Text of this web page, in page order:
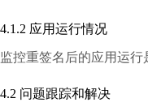
4.1.2 应用运行情况
监控重签名后的应用运行
4.2 问题跟踪和解决